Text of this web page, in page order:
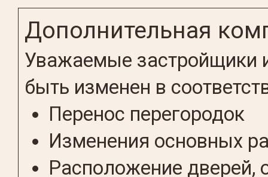
Дополнительная
Уважаемые застройщики
быть изменен в
Перенос перегородок
Изменения основных
Расположение дверей,